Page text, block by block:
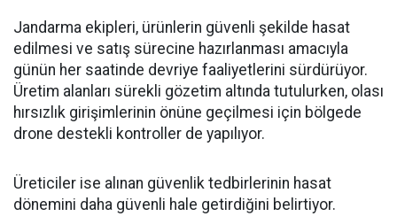
Jandarma ekipleri, ürünlerin güvenli şekilde hasat
edilmesi ve satış sürecine hazırlanması amacıyla
günün her saatinde devriye faaliyetlerini sürdürüyor.
Üretim alanları sürekli gözetim altında tutulurken, olası
hırsızlık girişimlerinin önüne geçilmesi için bölgede
drone destekli kontroller de yapılıyor.
Üreticiler ise alınan güvenlik tedbirlerinin hasat
dönemini daha güvenli hale getirdiğini belirtiyor.